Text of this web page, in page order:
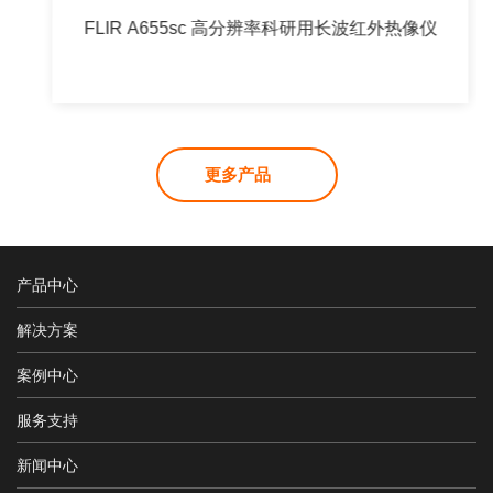
FLIR A655sc 高分辨率科研用长波红外热像仪
更多产品
产品中心
解决方案
案例中心
服务支持
新闻中心